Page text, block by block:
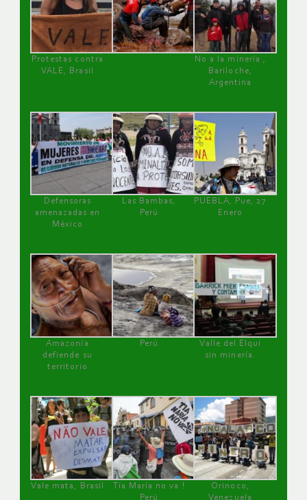
Protestas contra
VALE, Brasil
No a la minería ,
Bariloche,
Argentina
Defensoras
amenazadas en
México
Las Bambas,
Perú
PUEBLA, Pue, 27
Enero
Amazonía
defiende su
territorio
Perú
Valle del Elqui
sin minería.
Vale mata, Brasil
Tía María no va !
Perú
Orinoco,
Venezuela